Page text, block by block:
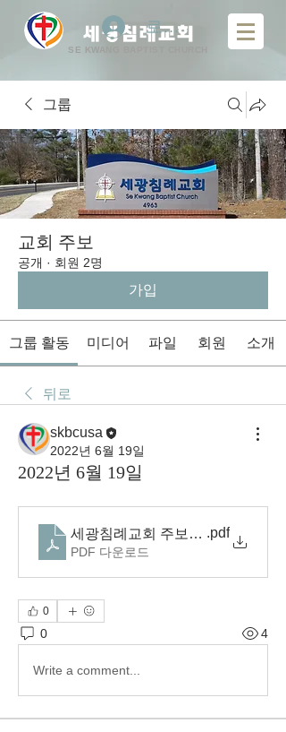
​ 세광침례교회
SE KWANG BAPTIST CHURCH
로그인
그룹
교회 주보
공개 · 회원 2명
가입
그룹 활동 미디어 파일 회원 소개
뒤로
skbcusa
2022년 6월 19일
2022년 6월 19일
세광침례교회 주보(22.6.19)
.pdf
PDF 다운로드
0
0 4
Write a comment...